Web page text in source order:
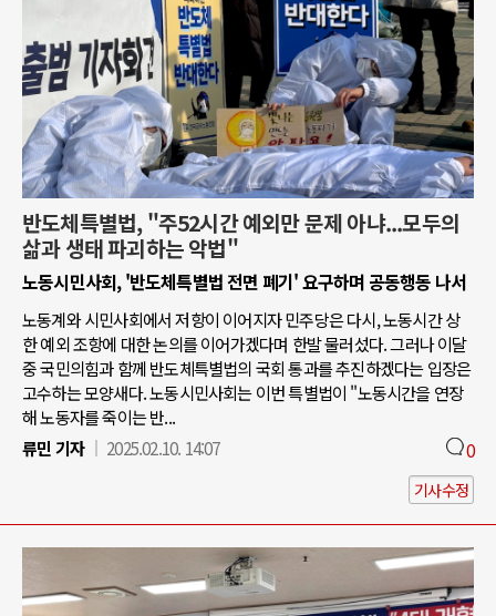
반도체특별법, "주52시간 예외만 문제 아냐...모두의
삶과 생태 파괴하는 악법"
노동시민사회, '반도체특별법 전면 폐기' 요구하며 공동행동 나서
노동계와 시민사회에서 저항이 이어지자 민주당은 다시, 노동시간 상
한 예외 조항에 대한 논의를 이어가겠다며 한발 물러섰다. 그러나 이달
중 국민의힘과 함께 반도체특별법의 국회 통과를 추진하겠다는 입장은
고수하는 모양새다. 노동시민사회는 이번 특별법이 "노동시간을 연장
해 노동자를 죽이는 반...
류민 기자
2025.02.10. 14:07 0
기사수정